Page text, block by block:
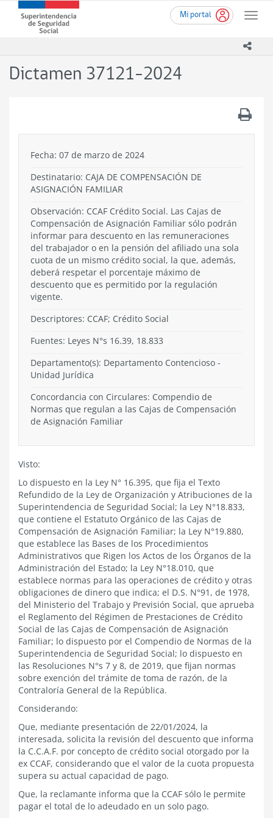
contenido
Mi portal
Toggle
Superintendencia
de
-
Dictamen 37121-2024
Fecha: 07 de marzo de 2024
Destinatario: CAJA DE COMPENSACIÓN DE
ASIGNACIÓN FAMILIAR
Observación: CCAF Crédito Social. Las Cajas de
Compensación de Asignación Familiar sólo podrán
informar para descuento en las remuneraciones
del trabajador o en la pensión del afiliado una sola
cuota de un mismo crédito social, la que, además,
deberá respetar el porcentaje máximo de
descuento que es permitido por la regulación
vigente.
Descriptores: CCAF; Crédito Social
Fuentes: Leyes N°s 16.39, 18.833
Departamento(s): Departamento Contencioso -
Unidad Jurídica
Concordancia con Circulares: Compendio de
Normas que regulan a las Cajas de Compensación
de Asignación Familiar
Visto:
Lo dispuesto en la Ley N° 16.395, que fija el Texto
Refundido de la Ley de Organización y Atribuciones de la
Superintendencia de Seguridad Social; la Ley N°18.833,
que contiene el Estatuto Orgánico de las Cajas de
Compensación de Asignación Familiar; la Ley N°19.880,
que establece las Bases de los Procedimientos
Administrativos que Rigen los Actos de los Órganos de la
Administración del Estado; la Ley N°18.010, que
establece normas para las operaciones de crédito y otras
obligaciones de dinero que indica; el D.S. N°91, de 1978,
del Ministerio del Trabajo y Previsión Social, que aprueba
el Reglamento del Régimen de Prestaciones de Crédito
Social de las Cajas de Compensación de Asignación
Familiar; lo dispuesto por el Compendio de Normas de la
Superintendencia de Seguridad Social; lo dispuesto en
las Resoluciones N°s 7 y 8, de 2019, que fijan normas
sobre exención del trámite de toma de razón, de la
Contraloría General de la República.
Considerando:
Que, mediante presentación de 22/01/2024, la
interesada, solicita la revisión del descuento que informa
la C.C.A.F. por concepto de crédito social otorgado por la
ex CCAF, considerando que el valor de la cuota propuesta
supera su actual capacidad de pago.
Que, la reclamante informa que la CCAF sólo le permite
pagar el total de lo adeudado en un solo pago.